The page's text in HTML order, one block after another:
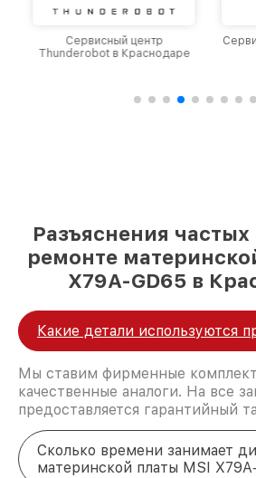
Сервисный центр
Thunderobot в Краснодаре
Разъяснения
ремонте
X79A-GD65 в
Какие детали используются
Мы ставим фирменные
качественные аналоги. На все
предоставляется гарантийный
Сколько времени занимает
материнской платы MSI